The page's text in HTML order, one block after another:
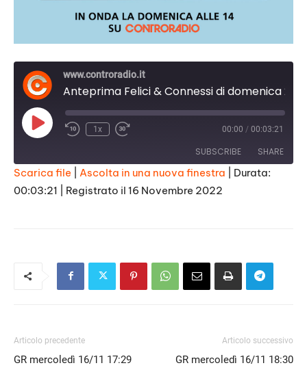
www.controradio.it
Play
Episode
1x 00:00 / 00:03:21
SUBSCRIBE SHARE
SHARE
Scarica file Ascolta in una nuova finestra
Durata:
00:03:21
Registrato il 16 Novembre 2022
Articolo precedente
GR mercoledì 16/11 17:29
Articolo successivo
GR mercoledì 16/11 18:30